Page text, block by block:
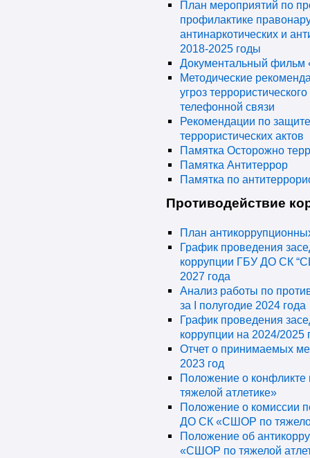
План мероприятий по
профилактике
антинаркотических и
2018-2025 годы
Документальный фильм
Методические
угроз
телефонной связи
Рекомендации по
террористических актов
Памятка Осторожно
Памятка Антитеррор
Памятка по
Противодействие
План
График проведения
коррупции ГБУ ДО СК
2027 года
Анализ работы по
за I полугодие 2024 года
График проведения
коррупции на 2024/2025
Отчет о принимаемых
2023 год
Положение о
тяжелой атлетике»
Положение о комиссии
ДО СК «СШОР по
Положение об
«СШОР по тяжелой